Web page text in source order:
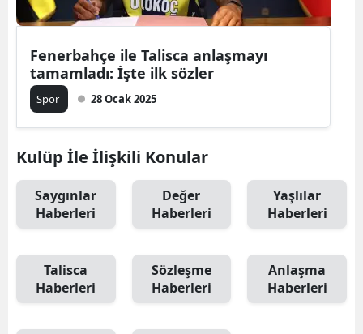
Fenerbahçe ile Talisca anlaşmayı
tamamladı: İşte ilk sözler
Spor 28 Ocak 2025
Kulüp İle İlişkili Konular
Saygınlar
Haberleri
Değer
Haberleri
Yaşlılar
Haberleri
Talisca
Haberleri
Sözleşme
Haberleri
Anlaşma
Haberleri